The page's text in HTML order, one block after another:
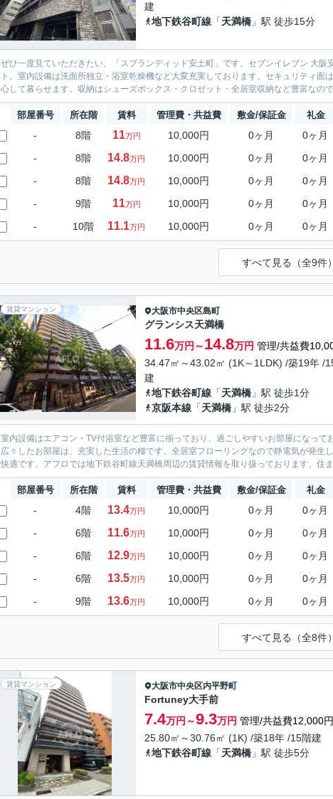
建
地下鉄谷町線 「天満橋 」駅 徒歩15分
ぜひ一度見ていただきたい、「スプランディッド安土町」です。セブンイレブン 大
ト。室内設備は洗面所独立・浴室乾燥機など大変充実しております。セキュリティ
心して暮らせます。収納はシューズボックス・クロゼット・全居室収納など豊富なの
部屋番号 所在階 賃料 管理費・共益費 敷金/保証金 礼金
- 8階 11万円 10,000円 0ヶ月 0ヶ月
- 8階 14.8万円 10,000円 0ヶ月 0ヶ月
- 8階 14.8万円 10,000円 0ヶ月 0ヶ月
- 9階 11万円 10,000円 0ヶ月 0ヶ月
- 10階 11.1万円 10,000円 0ヶ月 0ヶ月
すべて見る（全9件）
賃貸マンション 大阪市中央区島町
グランシス天満橋
11.6万円～14.8万円 管理/共益費
34.47㎡～43.02㎡ (1K～1LDK) /築19年 /
建
地下鉄谷町線 「天満橋 」駅 徒歩1分
京阪本線 「天満橋 」駅 徒歩2分
室内設備はエアコン・TV付浴室など豊富に揃っており、過ごしやすいお部屋になっ
広々したお部屋は、充実した生活の糧です。全居室フローリングなので静電気が発生
快適です。アフロでは地下鉄谷町線天満橋周辺の賃貸情報を取り扱っております。住
部屋番号 所在階 賃料 管理費・共益費 敷金/保証金 礼金
- 4階 13.4万円 10,000円 0ヶ月 0ヶ月
- 6階 11.6万円 10,000円 0ヶ月 0ヶ月
- 6階 12.9万円 10,000円 0ヶ月 0ヶ月
- 6階 13.5万円 10,000円 0ヶ月 0ヶ月
- 9階 13.6万円 10,000円 0ヶ月 0ヶ月
すべて見る（全8件）
賃貸マンション 大阪市中央区内平野町
Fortuney大手前
7.4万円～9.3万円 管理/共益費12,000円
25.80㎡～30.76㎡ (1K) /築18年 /15階建
地下鉄谷町線 「天満橋 」駅 徒歩5分